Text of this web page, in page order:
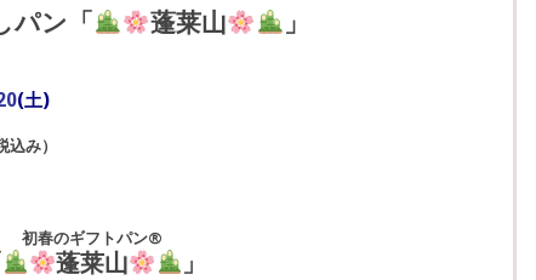
パン「 蓬莱山 」
(土)
み）
初春のギフトパン®
蓬莱山 」